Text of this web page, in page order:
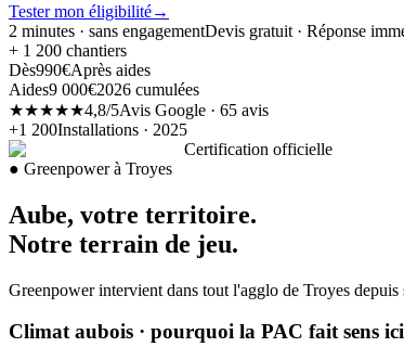
Tester mon éligibilité→
2 minutes · sans engagementDevis gratuit · Réponse
+ 1 200 chantiers
Dès990€Après aides
Aides9 000€2026 cumulées
★★★★★4,8/5Avis Google · 65 avis
+1 200Installations · 2025
Certification officielle
● Greenpowerà Troyes
Aube, votre territoire.
Notre terrain de jeu.
Greenpower intervient dans tout l'agglo de Troyes
Climat aubois · pourquoi la PAC fait sens ici